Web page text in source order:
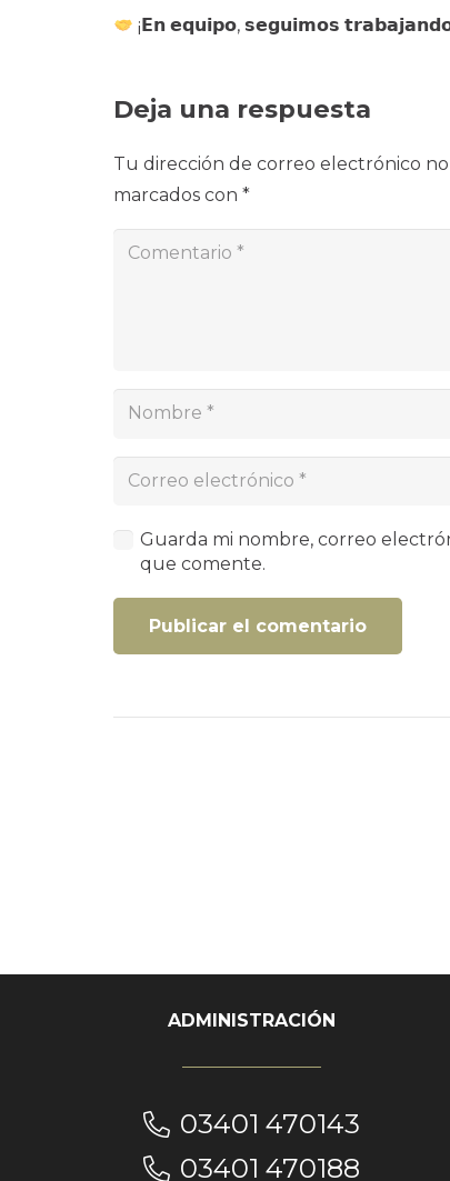
¡𝗘𝗻 𝗲𝗾𝘂𝗶𝗽𝗼, 𝘀𝗲𝗴𝘂𝗶𝗺𝗼𝘀
Deja una respuesta
Tu dirección de correo electrónico no
marcados con *
Guarda mi nombre, correo
que comente.
Publicar el comentario
ADMINISTRACIÓN
03401 470143
03401 470188